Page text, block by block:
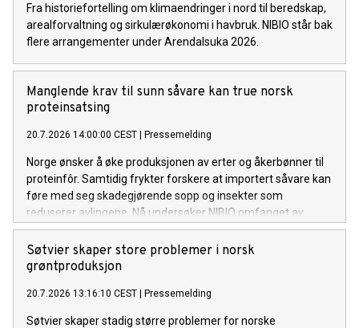
Fra historiefortelling om klimaendringer i nord til beredskap,
arealforvaltning og sirkulærøkonomi i havbruk. NIBIO står bak
flere arrangementer under Arendalsuka 2026.
Manglende krav til sunn såvare kan true norsk
proteinsatsing
20.7.2026 14:00:00 CEST | Pressemelding
Norge ønsker å øke produksjonen av erter og åkerbønner til
proteinfôr. Samtidig frykter forskere at importert såvare kan
føre med seg skadegjørende sopp og insekter som
reduserer avlingene. Nå undersøker NIBIO omfanget av
problemet og mulige tiltak.
Søtvier skaper store problemer i norsk
grøntproduksjon
20.7.2026 13:16:10 CEST | Pressemelding
Søtvier skaper stadig større problemer for norske